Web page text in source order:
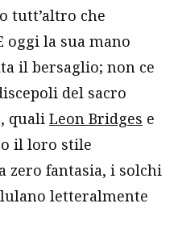
tutt’altro che
oggi la sua mano
il bersaglio; non ce
del sacro
quali Leon Bridges e
il loro stile
zero fantasia, i solchi
letteralmente